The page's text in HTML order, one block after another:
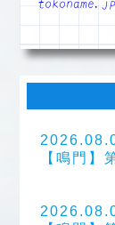
【鳴門】